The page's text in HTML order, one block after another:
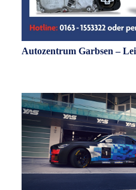
Autozentrum Garbsen –